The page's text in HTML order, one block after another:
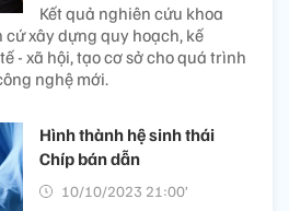
Kết quả nghiên cứu khoa
xây dựng quy hoạch, kế
- xã hội, tạo cơ sở cho quá trình
nghệ mới.
Hình thành hệ sinh thái
Chíp bán dẫn
10/10/2023 21:00’